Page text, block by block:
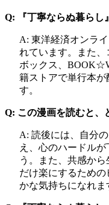
Q: 『丁寧ならぬ暮らし
A: 東洋経済オンラ
れています。また、
ボックス、
籍ストアで単行本
す。
Q: この漫画を読むと、
A: 読後には、自分
え、心のハードル
う。また、共感か
だけ楽にするため
かな気持ちになれま